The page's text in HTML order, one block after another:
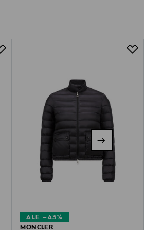
ALE –43%
MONCLER